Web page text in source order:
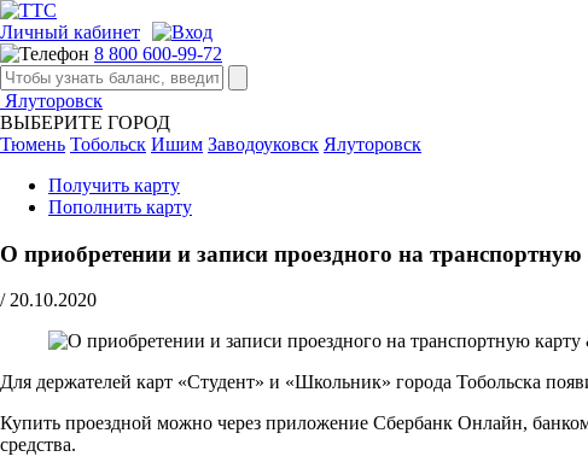
Личный кабинет
8 800 600-99-72
Ялуторовск
ВЫБЕРИТЕ ГОРОД
Тюмень Тобольск Ишим Заводоуковск Ялуторовск
Получить карту
Пополнить карту
О приобретении и записи проездного на
/ 20.10.2020
Для держателей карт «Студент» и «Школьник» города Тобольска
Купить проездной можно через приложение Сбербанк Онлайн,
средства.